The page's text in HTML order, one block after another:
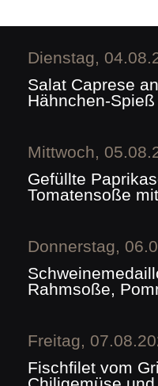
Dienstag,
Salat Caprese
Hähnchen-
Mittwoch,
Gefüllte
Tomatensoße
Donnerstag,
Rahmsoße,
Freitag,
Fischfilet vom